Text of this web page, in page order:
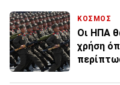
ΚΟΣΜΟΣ
Οι ΗΠΑ
χρήση